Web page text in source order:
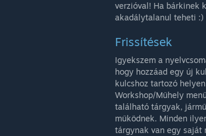
verzióval! Ha bárkinek
akadálytalanul teheti :)
Frissítések
Igyekszem a
hogy hozzáad egy új
kulcshoz tartozó
Workshop/Műhely
található tárgyak,
működnek. Minden
tárgynak van egy saját